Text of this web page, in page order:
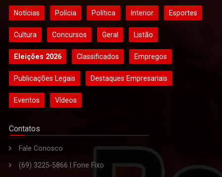
Notícias Polícia Política Interior Esportes
Cultura Concursos Geral Listão
Eleições 2026 Classificados Empregos
Publicações Legais Destaques Empresariais
Eventos Vídeos
Contatos
Fale Conosco
(69) 3225-5866 | Fone Fixo